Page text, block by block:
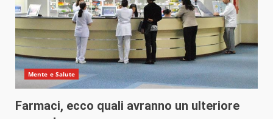
Mente e Salute
Farmaci, ecco quali avranno un ulteriore